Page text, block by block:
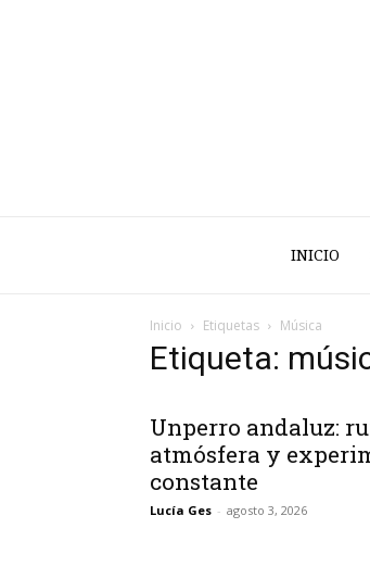
INICIO
Inicio Etiquetas Música
Etiqueta:
Unperro andaluz:
atmósfera y
constante
Lucía Ges - agosto 3, 2026